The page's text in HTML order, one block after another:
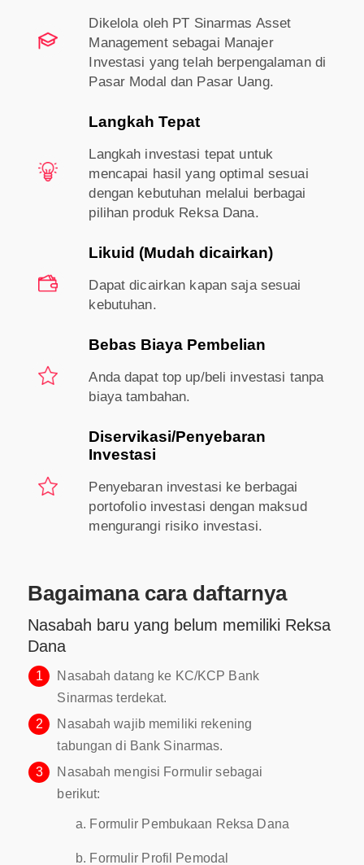
Dikelola oleh PT Sinarmas Asset
Management sebagai Manajer
Investasi yang telah berpengalaman di
Pasar Modal dan Pasar Uang.
Langkah Tepat
Langkah investasi tepat untuk
mencapai hasil yang optimal sesuai
dengan kebutuhan melalui berbagai
pilihan produk Reksa Dana.
Likuid (Mudah dicairkan)
Dapat dicairkan kapan saja sesuai
kebutuhan.
Bebas Biaya Pembelian
Anda dapat top up/beli investasi tanpa
biaya tambahan.
Diservikasi/Penyebaran
Investasi
Penyebaran investasi ke berbagai
portofolio investasi dengan maksud
mengurangi risiko investasi.
Bagaimana cara daftarnya
Nasabah baru yang belum memiliki Reksa
Dana
1
Nasabah datang ke KC/KCP Bank
Sinarmas terdekat.
2
Nasabah wajib memiliki rekening
tabungan di Bank Sinarmas.
3
Nasabah mengisi Formulir sebagai
berikut:
Formulir Pembukaan Reksa Dana
Formulir Profil Pemodal